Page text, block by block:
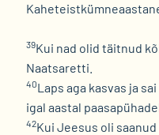
39Kui nad olid täitnud
Naatsaretti.
40Laps aga kasvas ja
igal aastal
42Kui Jeesus oli